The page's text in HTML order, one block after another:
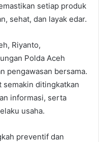
setiap produk
sehat, dan layak edar.
Riyanto,
Polda Aceh
pengawasan bersama.
semakin ditingkatkan
informasi, serta
usaha.
preventif dan